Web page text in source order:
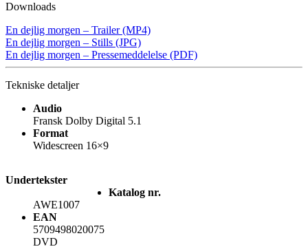
Downloads
En dejlig morgen – Trailer (MP4)
En dejlig morgen – Stills (JPG)
En dejlig morgen – Pressemeddelelse (PDF)
Tekniske detaljer
Audio
Fransk Dolby Digital 5.1
Format
Widescreen 16×9
Undertekster
Katalog nr.
AWE1007
EAN
5709498020075
DVD